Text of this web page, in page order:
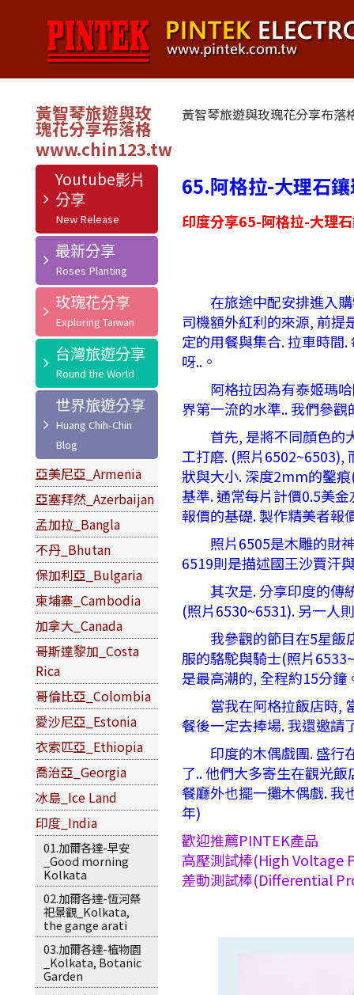
黃智琴旅遊與玫
瑰花分享布落格
Youtube影片
分享
最新分享
玫瑰花分享
台灣旅遊分享
世界旅遊分享
亞美尼亞_Armenia
亞塞拜然_Azerbaijan
孟加拉_Bangla
不丹_Bhutan
保加利亞_Bulgaria
柬埔寨_Cambodia
加拿大_Canada
哥斯達黎加_Costa
Rica
哥倫比亞_Colombia
愛沙尼亞_Estonia
衣索匹亞_Ethiopia
喬治亞_Georgia
冰島_Ice Land
印度_India
01.加爾各達-早安
_Good morning
Kolkata
02.加爾各達-恆河祭
祀景觀_Kolkata,
the gange arati
03.加爾各達-植物園
_Kolkata, Botanic
Garden
黃智琴旅遊與玫瑰花分享布落
65.阿格拉-大理石
印度分享65-阿格拉-大理
在旅途中配安排進入購
司機額外紅利的來源, 前提
定的用餐與集合. 拉車時間
呀..。
阿格拉因為有泰姬瑪哈
界第一流的水準.. 我們參
首先, 是將不同顏色的大
工打磨. (照片6502~6503),
狀與大小. 深度2mm的鑿
基準. 通常每片計價0.5美
報價的基礎. 製作精美者報
照片6505是木雕的財神
6519則是描述國王沙賈汗
其次是. 分享印度的傳統
(照片6530~6531). 另一人
我參觀的節目在5星飯店
服的駱駝與騎士(照片
是最高潮的, 全程約15分鐘
當我在阿格拉飯店時, 當
餐後一定去捧場. 我還邀請
印度的木偶戲團. 盛行在
了.. 他們大多寄生在觀光
餐廳外也擺一攤木偶戲.
年)
歡迎推薦PINTEK產品
高壓測試棒(High Voltage
差動測試棒(Differential